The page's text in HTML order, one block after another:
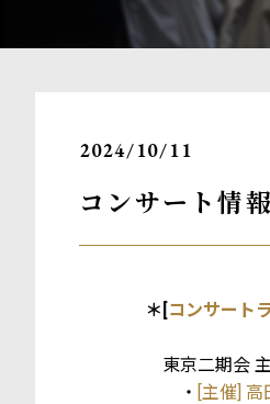
2024/10/11
コンサート情
＊[コンサート
東京二期会
・ [主催] 高